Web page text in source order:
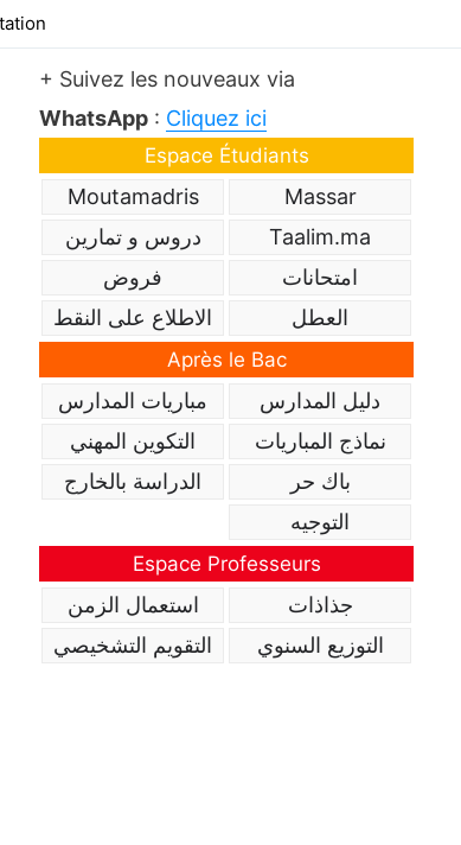
+ Suivez les nouveaux via
WhatsApp : Cliquez ici
Espace Étudiants
Massar
Moutamadris
Taalim.ma
دروس و تمارين
امتحانات
فروض
العطل
الاطلاع على النقط
Après le Bac
دليل المدارس
مباريات المدارس
نماذج المباريات
التكوين المهني
باك حر
الدراسة بالخارج
التوجيه
Espace Professeurs
جذاذات
استعمال الزمن
التوزيع السنوي
التقويم التشخيصي